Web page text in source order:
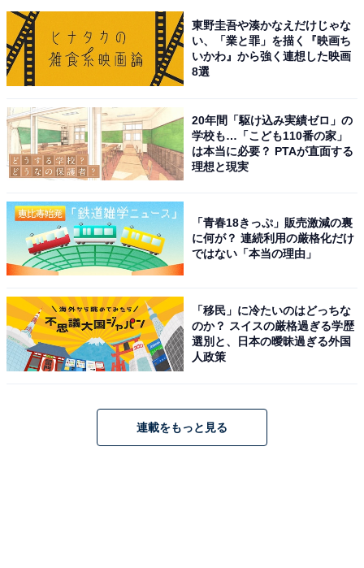
なる「後続車接近お知らせ機能」がとても優秀で
す。信頼の日本製で3年保証という点も購入の決め
手になりました。
エンジンをかけてからの起動が非常に高速で、すぐ
に録画が始まるのがストレスフリーです。運転支援
のアラートも過度すぎず適度で、毎日の運転の心強
い味方になっています。
東野圭吾や湊かなえだけじゃな
い、「業と罪」を描く『映画ち
いかわ』から強く連想した映画
8選
20年間「駆け込み実績ゼロ」の
学校も…「こども110番の家」
は本当に必要？ PTAが直面する
理想と現実
「青春18きっぷ」販売激減の裏
に何が？ 連続利用の厳格化だけ
ではない「本当の理由」
「移民」に冷たいのはどっちな
のか？ スイスの厳格過ぎる学歴
選別と、日本の曖昧過ぎる外国
人政策
連載をもっと見る